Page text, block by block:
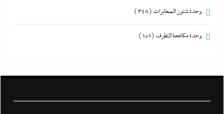
وحدة شئون المخابرات (348)
وحدة مكافحة التطرف (151)